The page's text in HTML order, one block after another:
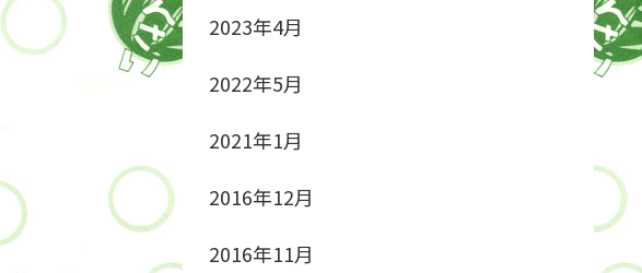
2023年4月
2022年5月
2021年1月
2016年12月
2016年11月